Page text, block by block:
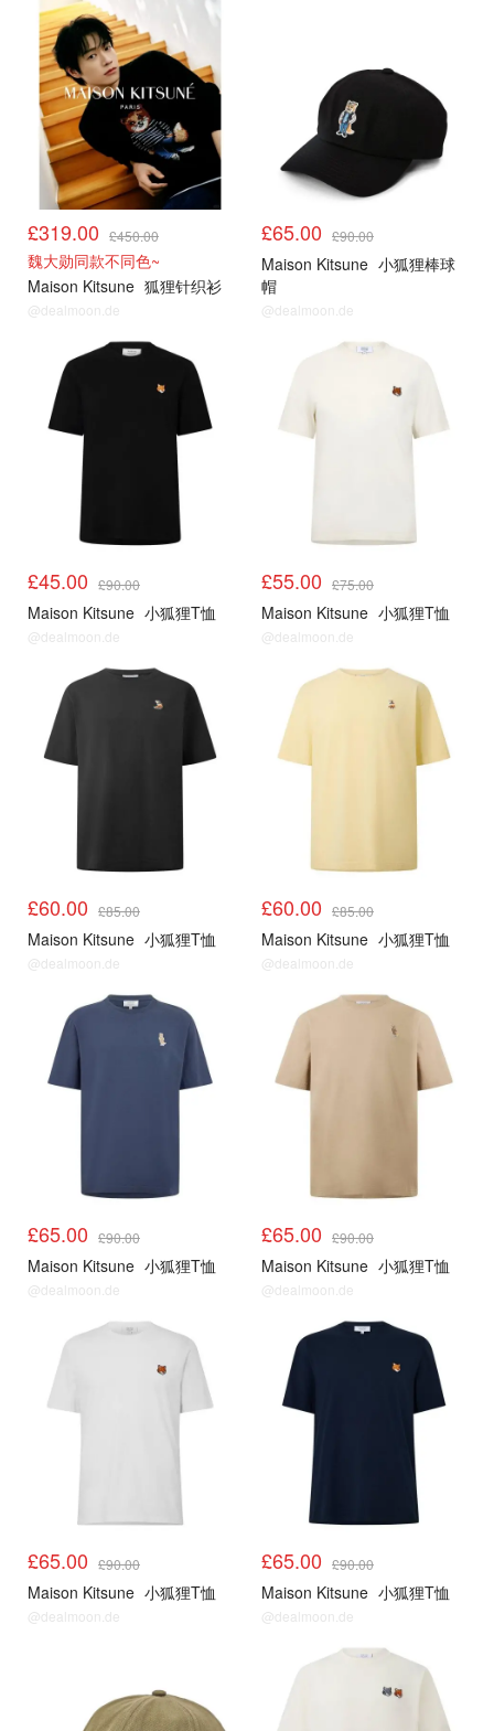
£319.00 £450.00
魏大勋同款不同色~
Maison Kitsune 狐狸针织衫
@dealmoon.de
£65.00 £90.00
Maison Kitsune 小狐狸棒球
帽
@dealmoon.de
£45.00 £90.00
Maison Kitsune 小狐狸T恤
@dealmoon.de
£55.00 £75.00
Maison Kitsune 小狐狸T恤
@dealmoon.de
£60.00 £85.00
Maison Kitsune 小狐狸T恤
@dealmoon.de
£60.00 £85.00
Maison Kitsune 小狐狸T恤
@dealmoon.de
£65.00 £90.00
Maison Kitsune 小狐狸T恤
@dealmoon.de
£65.00 £90.00
Maison Kitsune 小狐狸T恤
@dealmoon.de
£65.00 £90.00
Maison Kitsune 小狐狸T恤
@dealmoon.de
£65.00 £90.00
Maison Kitsune 小狐狸T恤
@dealmoon.de